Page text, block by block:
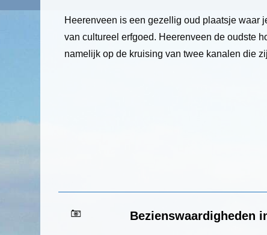
Heerenveen is een gezellig oud plaatsje waar
van cultureel erfgoed. Heerenveen de oudste
namelijk op de kruising van twee kanalen die
Bezienswaardigheden